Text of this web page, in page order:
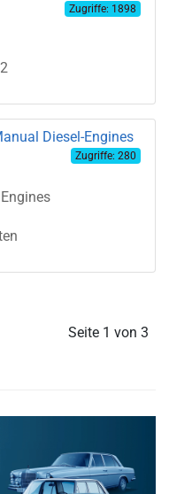
Zugriffe: 1898
Diesel-Engines
Zugriffe: 280
Seite 1 von 3